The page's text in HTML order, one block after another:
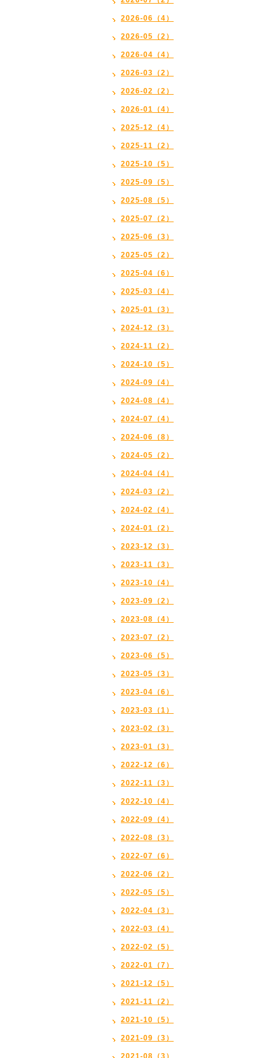
2026-06（4）
2026-05（2）
2026-04（4）
2026-03（2）
2026-02（2）
2026-01（4）
2025-12（4）
2025-11（2）
2025-10（5）
2025-09（5）
2025-08（5）
2025-07（2）
2025-06（3）
2025-05（2）
2025-04（6）
2025-03（4）
2025-01（3）
2024-12（3）
2024-11（2）
2024-10（5）
2024-09（4）
2024-08（4）
2024-07（4）
2024-06（8）
2024-05（2）
2024-04（4）
2024-03（2）
2024-02（4）
2024-01（2）
2023-12（3）
2023-11（3）
2023-10（4）
2023-09（2）
2023-08（4）
2023-07（2）
2023-06（5）
2023-05（3）
2023-04（6）
2023-03（1）
2023-02（3）
2023-01（3）
2022-12（6）
2022-11（3）
2022-10（4）
2022-09（4）
2022-08（3）
2022-07（6）
2022-06（2）
2022-05（5）
2022-04（3）
2022-03（4）
2022-02（5）
2022-01（7）
2021-12（5）
2021-11（2）
2021-10（5）
2021-09（3）